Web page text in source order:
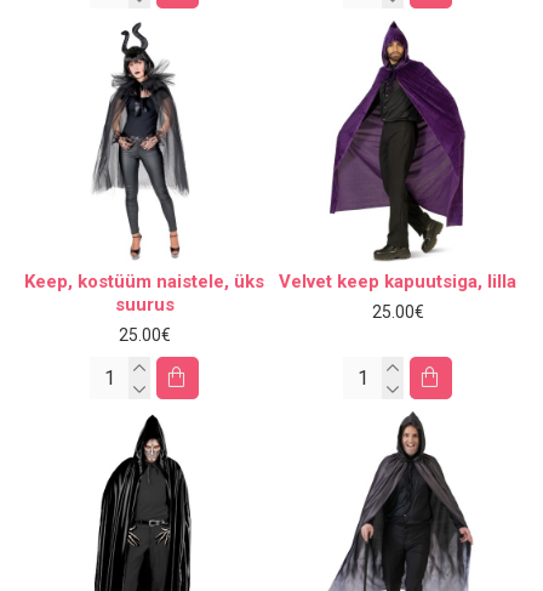
Keep, kostüüm naistele, üks
suurus
25.00€
Velvet keep kapuutsiga, lilla
25.00€